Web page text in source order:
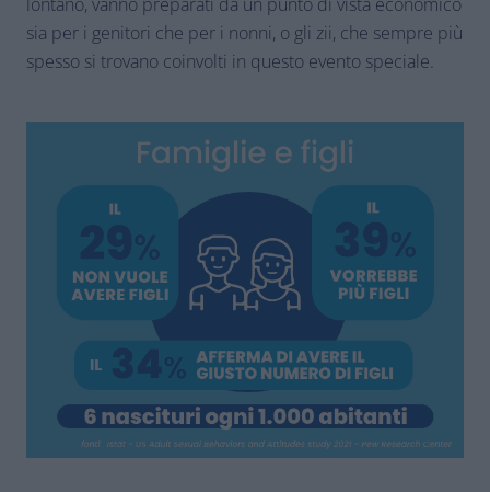
sia per i genitori che per i nonni, o gli zii, che sempre più
spesso si trovano coinvolti in questo evento speciale.